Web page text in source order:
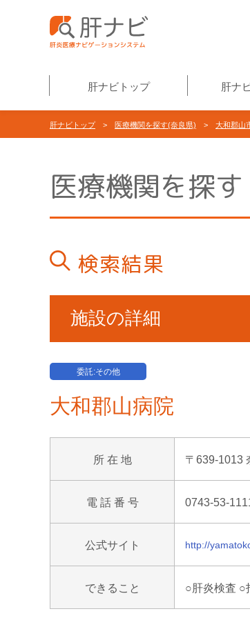
肝ナビトップ 肝ナ
肝ナビトップ> 医療機関を探す(奈良県) > 大和郡山
医療機関を探す
検索結果
施設の詳細
委託:その他
大和郡山病院
所 在 地 〒639-1013
電 話 番 号 0743-53-
公式サイト http://
できること ○肝炎検査 ○